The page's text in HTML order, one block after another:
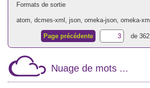
Formats de sortie
atom dcmes-xml json, omeka-json, omeka-xml
Page précédente de 362
Nuage de mots ...